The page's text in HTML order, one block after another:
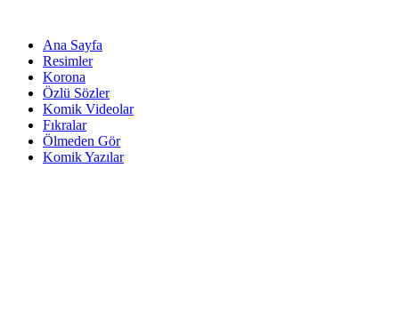
Ana Sayfa
Resimler
Korona
Özlü Sözler
Komik Videolar
Fıkralar
Ölmeden Gör
Komik Yazılar